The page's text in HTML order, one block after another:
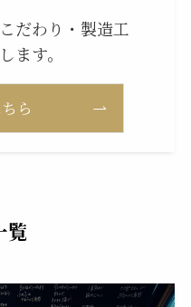
だわり・製造工
ます。
ら
覧